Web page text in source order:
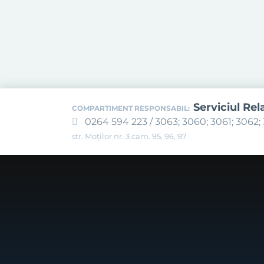
COMPARTIMENT RESPONSABIL: Serviciul
0264 594 223 / 3063; 3060; 3061; 3062;
str. Moților nr. 3 cam. 95, 96, 97